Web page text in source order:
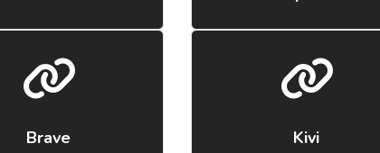
Brave Kivi